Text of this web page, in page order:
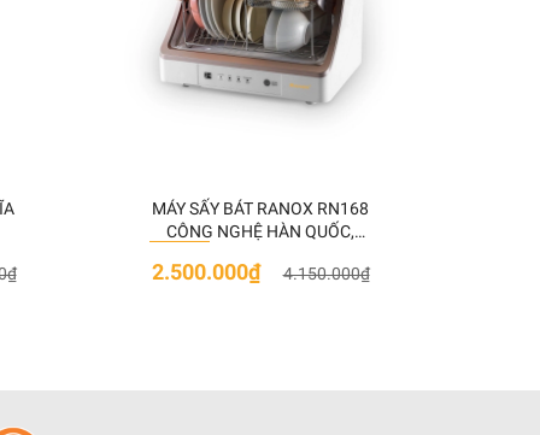
MÁY SẤY BÁT RANOX RN168
CÔNG NGHỆ HÀN QUỐC,
2.500.000₫ 4.150.000₫